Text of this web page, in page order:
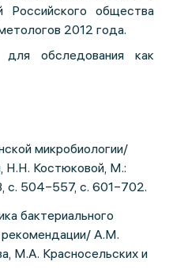
Российского общества
2012 года.
обследования как
микробиологии/
Н.Н. Костюковой, М.:
с. 504−557, с. 601−702.
бактериального
рекомендации/ А.М.
М.А. Красносельских и